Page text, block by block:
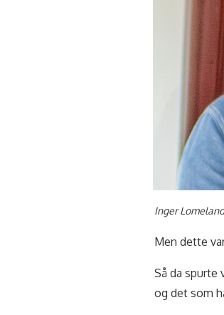
Inger
Men dette
Så da spurte
og det som